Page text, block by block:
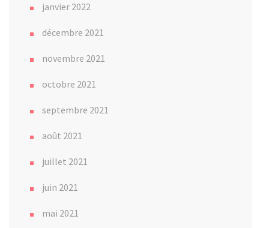
janvier 2022
décembre 2021
novembre 2021
octobre 2021
septembre 2021
août 2021
juillet 2021
juin 2021
mai 2021